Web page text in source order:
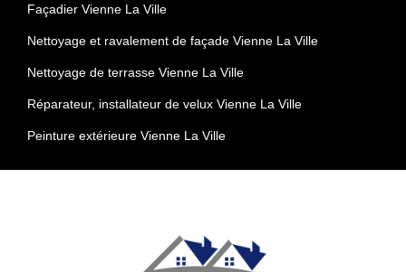
Façadier Vienne La Ville
Nettoyage et ravalement de façade Vienne La Ville
Nettoyage de terrasse Vienne La Ville
Réparateur, installateur de velux Vienne La Ville
Peinture extérieure Vienne La Ville